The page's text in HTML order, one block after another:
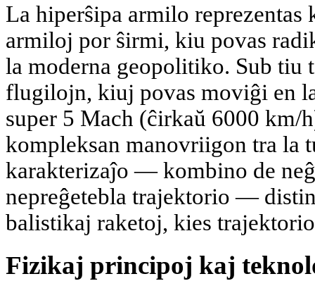
La hiperŝipa armilo
armiloj por ŝirmi, kiu povas
la moderna geopolitiko. Sub tiu
flugilojn, kiuj povas moviĝi en
super 5 Mach (ĉirkaŭ 6000 km/
kompleksan manovriigon tra la
karakterizaĵo — kombino de
nepreĝetebla trajektorio —
balistikaj raketoj, kies
Fizikaj principoj kaj